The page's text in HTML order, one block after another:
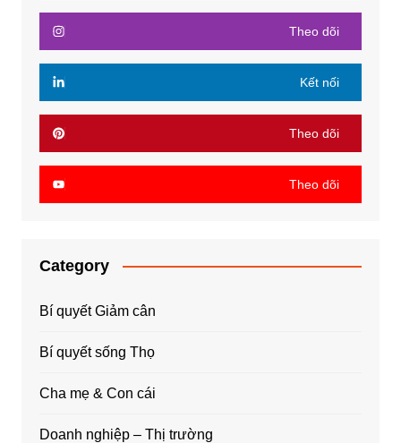
Theo dõi
Kết nối
Theo dõi
Theo dõi
Category
Bí quyết Giảm cân
Bí quyết sống Thọ
Cha mẹ & Con cái
Doanh nghiệp – Thị trường